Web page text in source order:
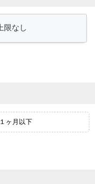
１ヶ月以下